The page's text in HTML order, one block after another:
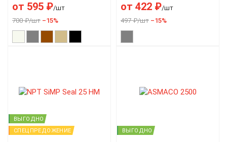
от 595 ₽/шт
700 ₽/шт –15%
от 422 ₽/шт
497 ₽/шт –15%
ВЫГОДНО
СПЕЦПРЕДОЖЕНИЕ
ВЫГОДНО